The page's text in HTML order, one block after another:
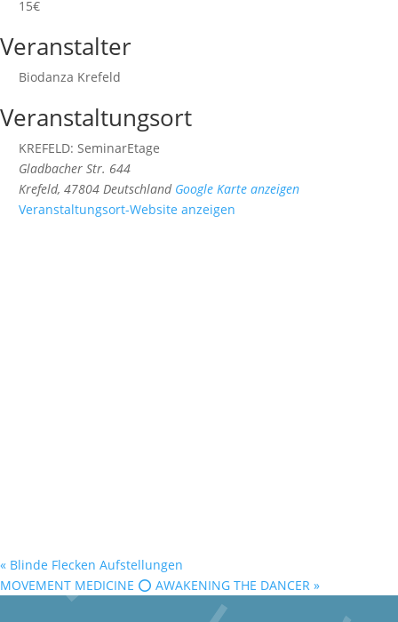
15€
Veranstalter
Biodanza Krefeld
Veranstaltungsort
KREFELD: SeminarEtage
Gladbacher Str. 644
Krefeld, 47804 Deutschland Google Karte anzeigen
Veranstaltungsort-Website anzeigen
« Blinde Flecken Aufstellungen
MOVEMENT MEDICINE ⭕️ AWAKENING THE DANCER »